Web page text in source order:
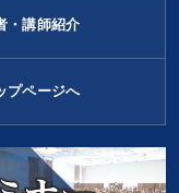
・講師紹介
プページへ